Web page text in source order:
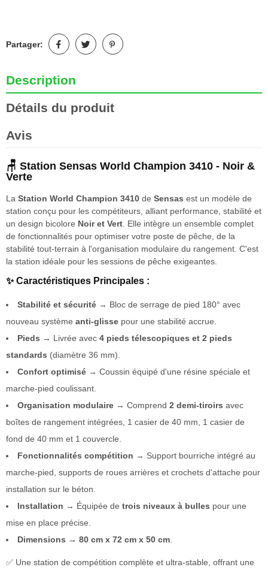
Partager:
Description
Détails du produit
Avis
🪑 Station Sensas World Champion 3410 - Noir &
Verte
La Station World Champion 3410 de Sensas est un modèle de
station conçu pour les compétiteurs, alliant performance, stabilité et
un design bicolore Noir et Vert. Elle intègre un ensemble complet
de fonctionnalités pour optimiser votre poste de pêche, de la
stabilité tout-terrain à l'organisation modulaire du rangement. C'est
la station idéale pour les sessions de pêche exigeantes.
✨ Caractéristiques Principales :
Stabilité et sécurité → Bloc de serrage de pied 180° avec
nouveau système anti-glisse pour une stabilité accrue.
Pieds → Livrée avec 4 pieds télescopiques et 2 pieds
standards (diamètre 36 mm).
Confort optimisé → Coussin équipé d'une résine spéciale et
marche-pied coulissant.
Organisation modulaire → Comprend 2 demi-tiroirs avec
boîtes de rangement intégrées, 1 casier de 40 mm, 1 casier de
fond de 40 mm et 1 couvercle.
Fonctionnalités compétition → Support bourriche intégré au
marche-pied, supports de roues arrières et crochets d'attache pour
installation sur le béton.
Installation → Équipée de trois niveaux à bulles pour une
mise en place précise.
Dimensions → 80 cm x 72 cm x 50 cm
✅ Une station de compétition complète et ultra-stable, offrant une